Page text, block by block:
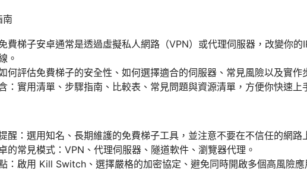
南
費梯子安卓通常是透過虛擬私人網路（VPN）或代理伺服器，改變你的
。
何評估免費梯子的安全性、如何選擇適合的伺服器、常見風險以及實作
：實用清單、步驟指南、比較表、常見問題與資源清單，方便你快速上
醒：選用知名、長期維護的免費梯子工具，並注意不要在不信任的網路
的常見模式：VPN、代理伺服器、隧道軟件、瀏覽器代理。
：啟用 Kill Switch、選擇嚴格的加密協定、避免同時開啟多個高風險應